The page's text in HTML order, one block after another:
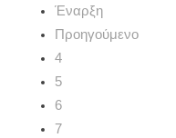
Έναρξη
Προηγούμενο
4
5
6
7